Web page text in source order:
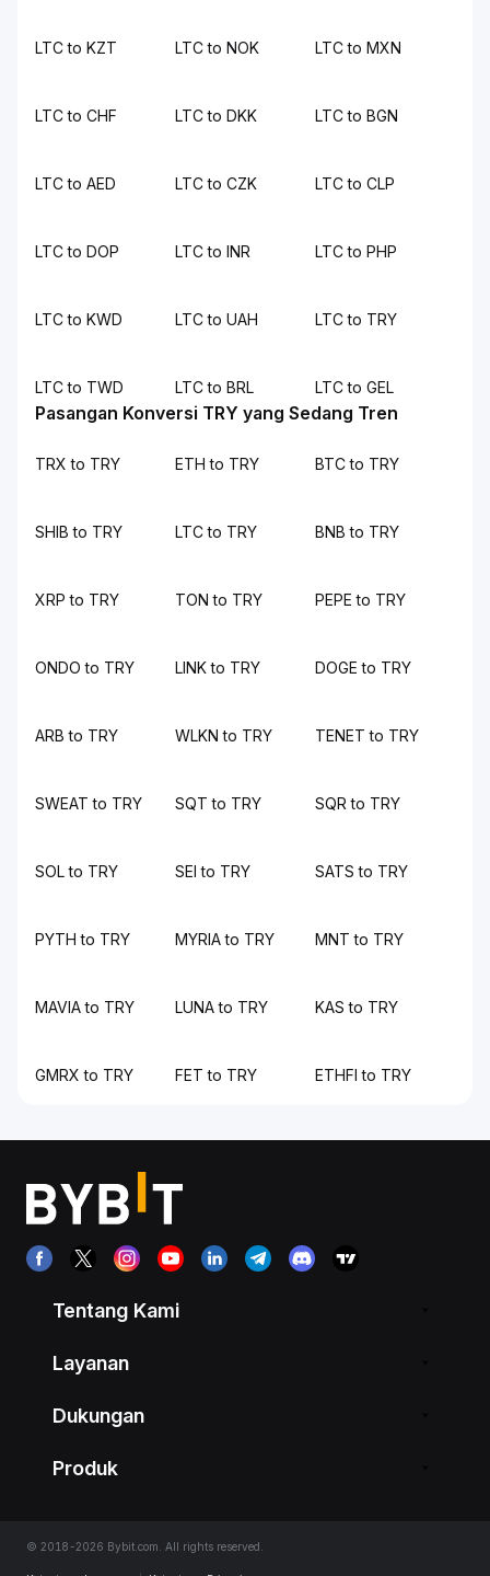
LTC to KZT LTC to NOK LTC to MXN
LTC to CHF LTC to DKK LTC to BGN
LTC to AED LTC to CZK LTC to CLP
LTC to DOP LTC to INR LTC to PHP
LTC to KWD LTC to UAH LTC to TRY
LTC to TWD LTC to BRL LTC to GEL
Pasangan Konversi TRY yang Sedang Tren
TRX to TRY ETH to TRY BTC to TRY
SHIB to TRY LTC to TRY BNB to TRY
XRP to TRY TON to TRY PEPE to TRY
ONDO to TRY LINK to TRY DOGE to TRY
ARB to TRY WLKN to TRY TENET to TRY
SWEAT to TRY SQT to TRY SQR to TRY
SOL to TRY SEI to TRY SATS to TRY
PYTH to TRY MYRIA to TRY MNT to TRY
MAVIA to TRY LUNA to TRY KAS to TRY
GMRX to TRY FET to TRY ETHFI to TRY
Tentang Kami
Layanan
Dukungan
Produk
© 2018-2026 Bybit.com. All rights reserved.